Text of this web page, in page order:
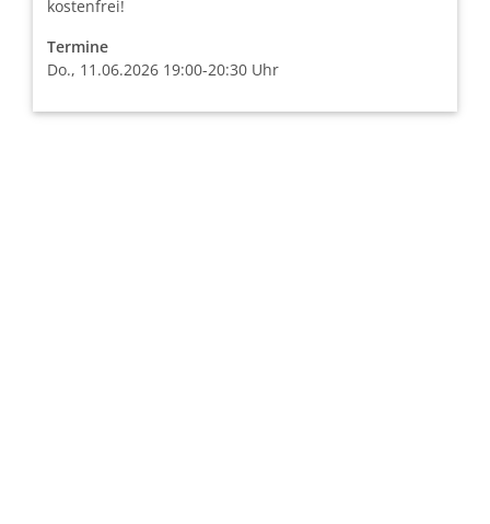
kostenfrei!
Termine
Do., 11.06.2026 19:00-20:30 Uhr